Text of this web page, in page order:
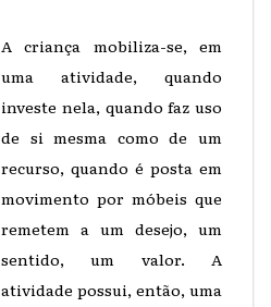
A criança mobiliza-se, em
uma atividade, quando
investe nela, quando faz uso
de si mesma como de um
recurso, quando é posta em
movimento por móbeis que
remetem a um desejo, um
sentido, um valor. A
atividade possui, então, uma